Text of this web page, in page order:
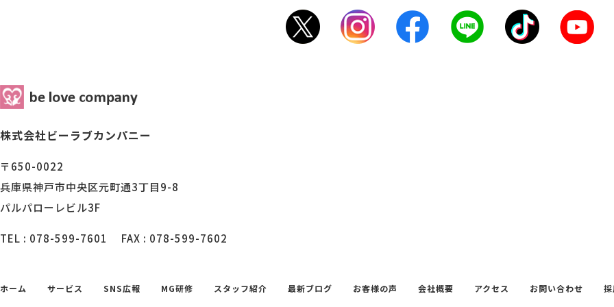
株式会社ビーラブカンパニー
〒650-0022
兵庫県神戸市中央区元町通3丁目9-8
パルパローレビル3F
TEL : 078-599-7601 FAX : 078-599-7602
ホーム サービス SNS広報 MG研修 スタッフ紹介 最新ブログ お客様の声 会社概要 アクセス お問い合わせ